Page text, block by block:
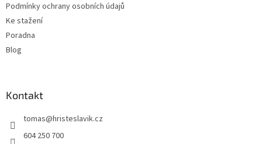
Podmínky ochrany osobních údajů
Ke stažení
Poradna
Blog
Kontakt
tomas@hristeslavik.cz
604 250 700